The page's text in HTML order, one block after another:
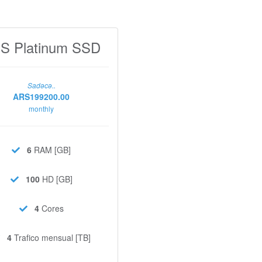
Platinum SSD
Sadəcə..
ARS199200.00
monthly
6 RAM [GB]
100HD [GB]
4Cores
4 Trafico mensual [TB]